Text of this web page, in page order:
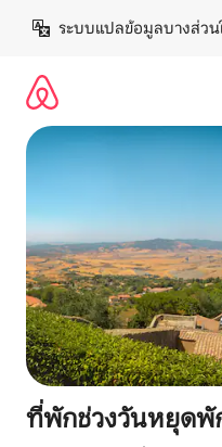
เนื้อหา
ระบบแปลข้อมูลบางส่วน
ที่พักช่วงวันหยุดพั